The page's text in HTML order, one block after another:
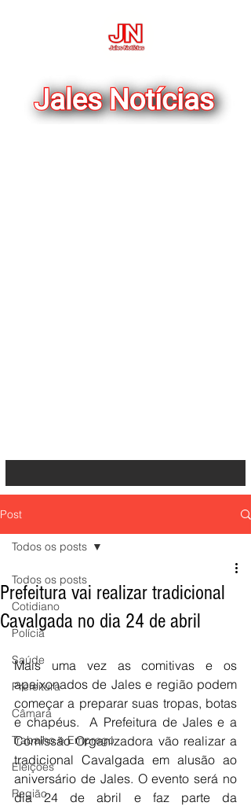
Post
Todos os posts
Cotidiano
Polícia
Saúde
Prefeitura
Câmara
Trabalho e Emprego
Eleições
Região
Todos os posts
Prefeitura vai realizar tradicional
Cavalgada no dia 24 de abril
Mais uma vez as comitivas e os
apaixonados de Jales e região podem
começar a preparar suas tropas, botas
e chapéus.  A Prefeitura de Jales e a
Comissão Organizadora vão realizar a
tradicional Cavalgada em alusão ao
aniversário de Jales. O evento será no
dia 24 de abril e faz parte da